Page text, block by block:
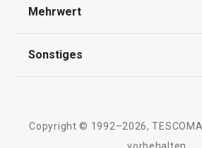
Impressum
Rückgabe von Waren/Reklamation
Mehrwert
Sonstiges
Copyright © 1992–2026,